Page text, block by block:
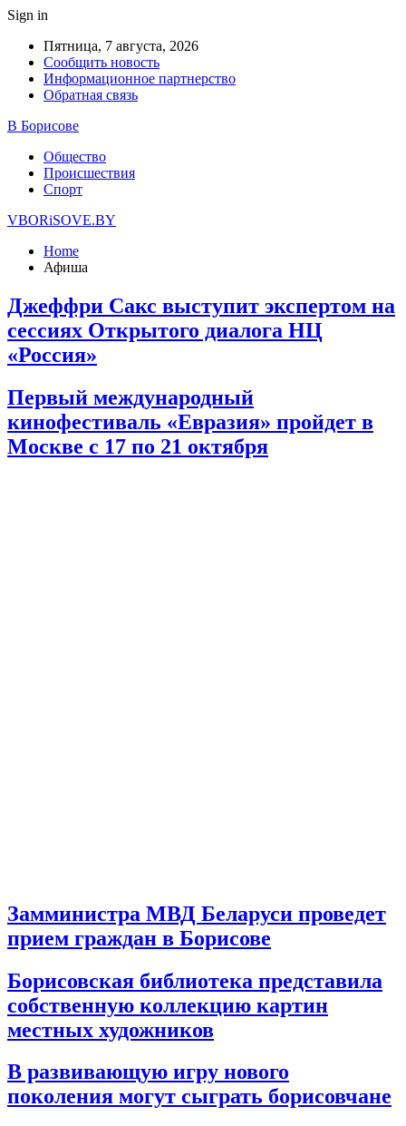
Sign in
Пятница, 7 августа, 2026
Сообщить новость
Информационное партнерство
Обратная связь
В Борисове
Общество
Происшествия
Спорт
VBORiSOVE.BY
Home
Афиша
Джеффри Сакс выступит экспертом на
сессиях Открытого диалога НЦ
«Россия»
Первый международный
кинофестиваль «Евразия» пройдет в
Москве с 17 по 21 октября
Замминистра МВД Беларуси проведет
прием граждан в Борисове
Борисовская библиотека представила
собственную коллекцию картин
местных художников
В развивающую игру нового
поколения могут сыграть борисовчане